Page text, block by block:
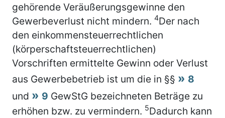
gehörende Veräußerungsgewinne den
Gewerbeverlust nicht mindern. 4Der nach
den einkommensteuerrechtlichen
(körperschaftsteuerrechtlichen)
Vorschriften ermittelte Gewinn oder Verlust
aus Gewerbebetrieb ist um die in §§
8
und
9 GewStG bezeichneten Beträge zu
erhöhen bzw. zu vermindern. 5Dadurch kann